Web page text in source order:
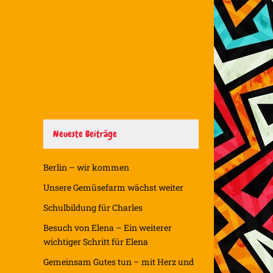
Neueste Beiträge
Berlin – wir kommen
Unsere Gemüsefarm wächst weiter
Schulbildung für Charles
Besuch von Elena – Ein weiterer
wichtiger Schritt für Elena
Gemeinsam Gutes tun – mit Herz und